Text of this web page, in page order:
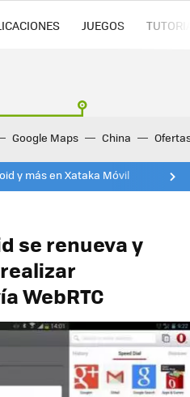
JUEGOS
Google Maps China
y más en Xataka Móvil
se renueva y
WebRTC